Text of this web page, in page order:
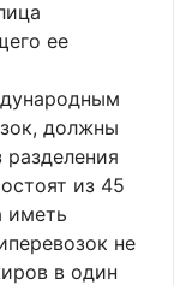
ее
должны
из 45
иметь
не
в один